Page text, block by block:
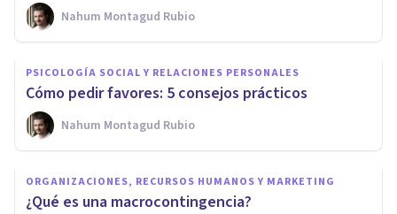
Nahum Montagud Rubio
PSICOLOGÍA SOCIAL Y RELACIONES PERSONALES
Cómo pedir favores: 5 consejos prácticos
Nahum Montagud Rubio
ORGANIZACIONES, RECURSOS HUMANOS Y MARKETING
¿Qué es una macrocontingencia?